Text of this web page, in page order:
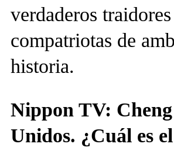
verdaderos
compatriotas de
historia.
Nippon TV:
Unidos. ¿Cuál es